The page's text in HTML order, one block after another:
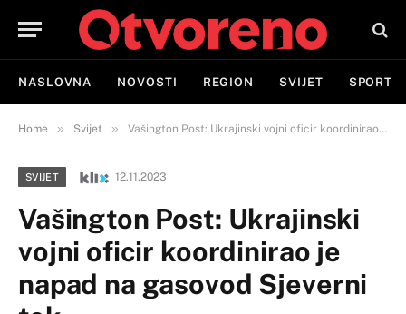
NASLOVNA NOVOSTI REGION SVIJET SPORT
Home » Svijet » Vašington Post: Ukrajinski vojni oficir koordinirao je napad na gasovod Sjeverni tok
SVIJET 12.11.2023
Vašington Post: Ukrajinski
vojni oficir koordinirao je
napad na gasovod Sjeverni